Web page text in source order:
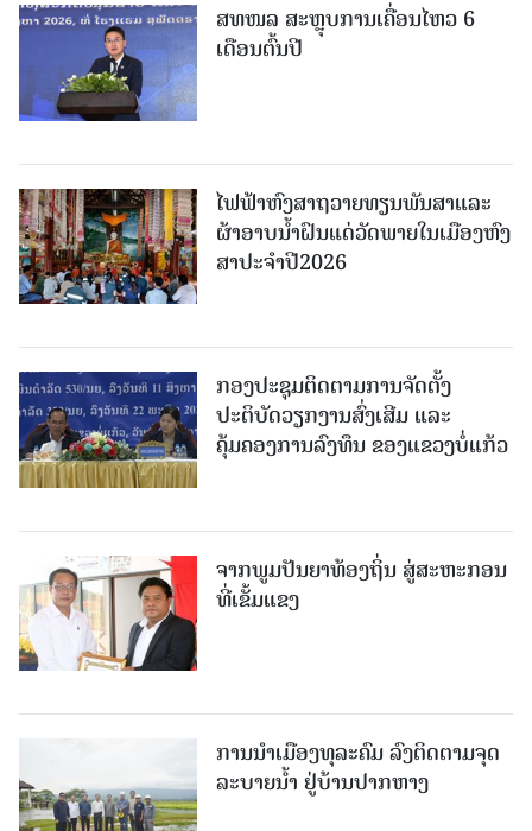
ສທໜລ ສະຫຼຸບການເຄື່ອນໄຫວ 6
ເດືອນຕົ້ນປີ
ໄຟຟ້າຫົງສາຖວາຍທຽນພັນສາແລະ
ຜ້າອາບນໍ້າຝົນແດ່ວັດພາຍໃນເມືອງຫົງ
ສາປະຈໍາປີ2026
ກອງປະຊຸມຕິດຕາມການຈັດຕັ້ງ
ປະຕິບັດວຽກງານສົ່ງເສີມ ແລະ
ຄຸ້ມຄອງການລົງທຶນ ຂອງແຂວງບໍ່ແກ້ວ
ຈາກພູມປັນຍາທ້ອງຖິ່ນ ສູ່ສະຫະກອນ
ທີ່ເຂັ້ມແຂງ
ການນໍາເມືອງທຸລະຄົມ ລົງຕິດຕາມຈຸດ
ລະບາຍນໍ້າ ຢູ່ບ້ານປາກຫາງ